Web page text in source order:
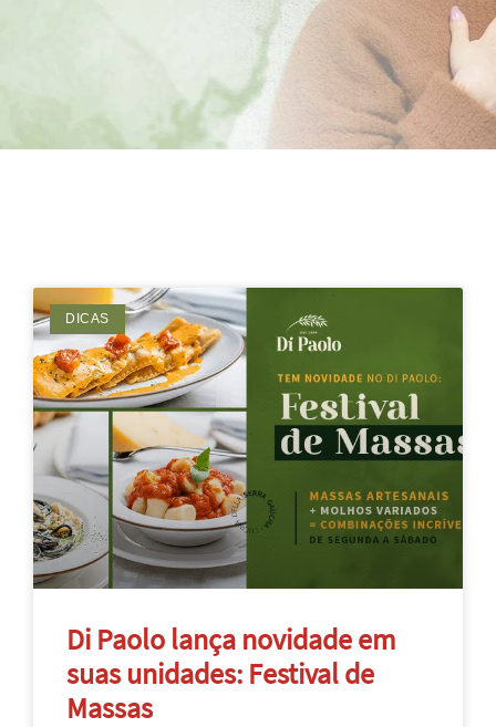
DICAS
Di Paolo lança novidade em
suas unidades: Festival de
Massas